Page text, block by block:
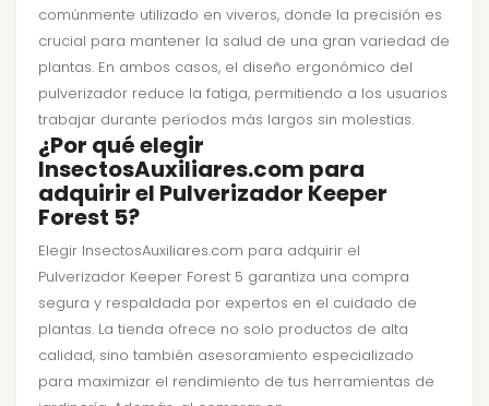
comúnmente utilizado en viveros, donde la precisión es
crucial para mantener la salud de una gran variedad de
plantas. En ambos casos, el diseño ergonómico del
pulverizador reduce la fatiga, permitiendo a los usuarios
trabajar durante períodos más largos sin molestias.
¿Por qué elegir
InsectosAuxiliares.com para
adquirir el Pulverizador Keeper
Forest 5?
Elegir InsectosAuxiliares.com para adquirir el
Pulverizador Keeper Forest 5 garantiza una compra
segura y respaldada por expertos en el cuidado de
plantas. La tienda ofrece no solo productos de alta
calidad, sino también asesoramiento especializado
para maximizar el rendimiento de tus herramientas de